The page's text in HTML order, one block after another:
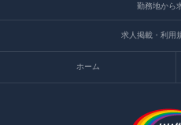
勤務地から
求人掲載・利用
ホーム